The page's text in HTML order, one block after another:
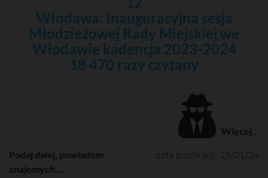
Włodawa: Inauguracyjna sesja
Młodzieżowej Rady Miejskiej we
Włodawie kadencja 2023-2024
18 470 razy czytany
Więcej...
data publikacji: 15/01/24
Podaj dalej, powiadom
znajomych....